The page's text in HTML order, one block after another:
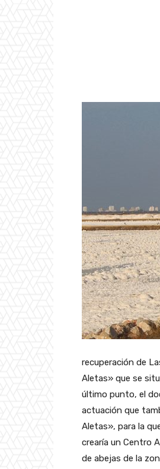
recuperación de
Aletas» que se
último punto, el
actuación que
Aletas», para la
crearía un Centro
de abejas de la